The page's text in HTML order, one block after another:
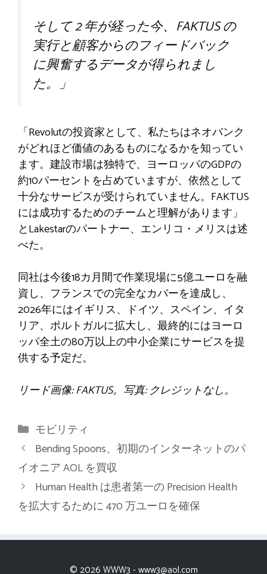
そして 2 年が経った今、FAKTUS の
実行と顧客からのフィードバック
に興奮するデータが得られまし
た。」
「Revolutの投資家として、私たちはネオバンク
がどれほど価値のあるものになるかを知ってい
ます。建設市場は独特で、ヨーロッパのGDPの
約10パーセントを占めていますが、依然として
十分なサービスが受けられていません。FAKTUS
には成功するためのチームと理解があります」
とLakestarのパートナー、エンリコ・メリスは述
べた。
同社は今後18カ月間で作業現場に5億ユーロを融
資し、フランスでの完全なカバーを達成し、
2026年にはイギリス、ドイツ、スペイン、イタ
リア、ポルトガルに拡大し、最終的にはヨーロ
ッパ全土の80万以上の中小企業にサービスを提
供する予定だ。
リード画像: FAKTUS。写真: クレジットなし。
カ
テ
ゴ
リ
ー
モビリティ
Bending Spoons、初期のインターネットのパ
イオニア AOL を買収
Human Health は患者第一の Precision Health
を拡大するために 470 万ユーロを確保
© 2026 WWW3 -www3@aol.com